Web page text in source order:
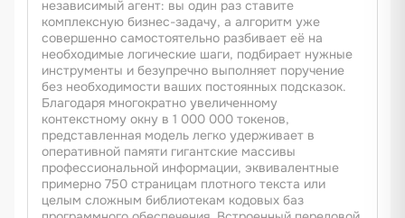
независимый агент: вы один раз ставите
комплексную бизнес-задачу, а алгоритм уже
совершенно самостоятельно разбивает её на
необходимые логические шаги, подбирает нужные
инструменты и безупречно выполняет поручение
без необходимости ваших постоянных подсказок.
Благодаря многократно увеличенному
контекстному окну в 1 000 000 токенов,
представленная модель легко удерживает в
оперативной памяти гигантские массивы
профессиональной информации, эквивалентные
примерно 750 страницам плотного текста или
целым сложным библиотекам кодовых баз